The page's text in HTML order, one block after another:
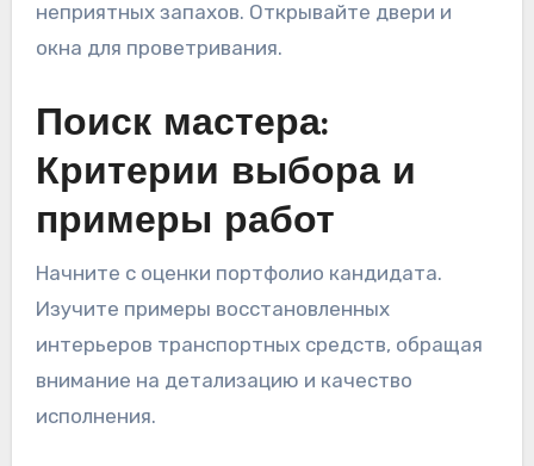
неприятных запахов. Открывайте двери и
окна для проветривания.
Поиск мастера:
Критерии выбора и
примеры работ
Начните с оценки портфолио кандидата.
Изучите примеры восстановленных
интерьеров транспортных средств, обращая
внимание на детализацию и качество
исполнения.